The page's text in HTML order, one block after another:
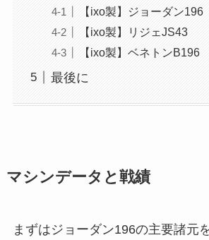
【ixo製】ジョーダン196
【ixo製】リジェJS43
【ixo製】ベネトンB196
最後に
マシンデータと戦績
まずはジョーダン196の主要諸元